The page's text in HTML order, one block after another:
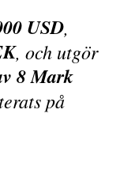
USD,
, och utgör
8 Mark
på